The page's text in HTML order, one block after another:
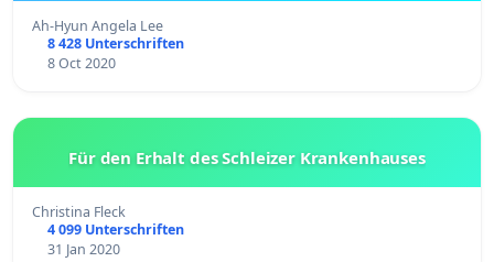
Ah-Hyun Angela Lee
8 428 Unterschriften
8 Oct 2020
Für den Erhalt des Schleizer Krankenhauses
Christina Fleck
4 099 Unterschriften
31 Jan 2020